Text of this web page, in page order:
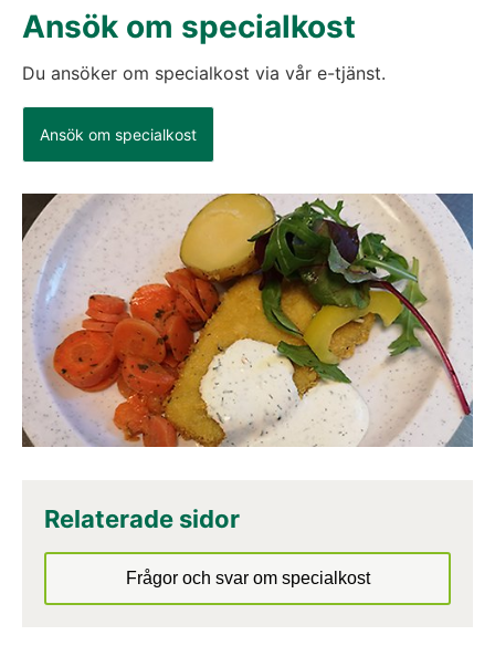
Ansök om specialkost
Du ansöker om specialkost via vår e-tjänst.
Ansök om specialkost(länk till annan webbplats)
Relaterade sidor
Frågor och svar om specialkost